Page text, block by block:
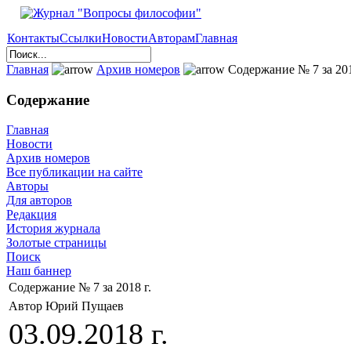
КонтактыСсылкиНовостиАвторамГлавная
Главная Архив номеров Содержание № 7 за
Содержание
Главная
Новости
Архив номеров
Все публикации на сайте
Авторы
Для авторов
Редакция
История журнала
Золотые страницы
Поиск
Наш баннер
Содержание № 7 за 2018 г.
Автор Юрий Пущаев
03.09.2018 г.